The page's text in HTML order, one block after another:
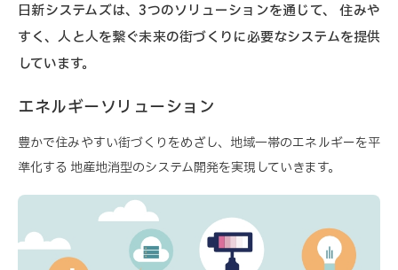
日新システムズは、3つのソリューションを通じて、
住みや
すく、人と人を繋ぐ未来の街づくりに必要なシステムを提供
しています。
エネルギーソリューション
豊かで住みやすい街づくりをめざし、地域一帯のエネルギーを平
準化する 地産地消型のシステム開発を実現していきます。